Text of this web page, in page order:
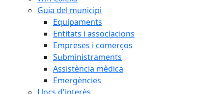
Guia del municipi
Equipaments
Entitats i associacions
Empreses i comerços
Subministraments
Assistència mèdica
Emergències